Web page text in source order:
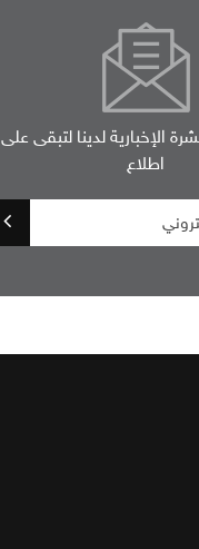
الإخبارية لدينا لتبقى على
اطلاع